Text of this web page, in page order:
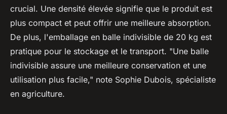
crucial. Une densité élevée signifie que le produit est
plus compact et peut offrir une meilleure absorption.
De plus, l'emballage en balle indivisible de 20 kg est
pratique pour le stockage et le transport. "Une balle
indivisible assure une meilleure conservation et une
utilisation plus facile," note Sophie Dubois, spécialiste
en agriculture.